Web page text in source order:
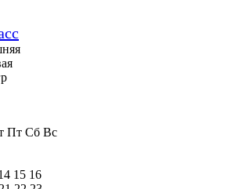
Пт Сб Вс
15 16